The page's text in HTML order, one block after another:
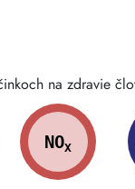
na zdravie
NOX